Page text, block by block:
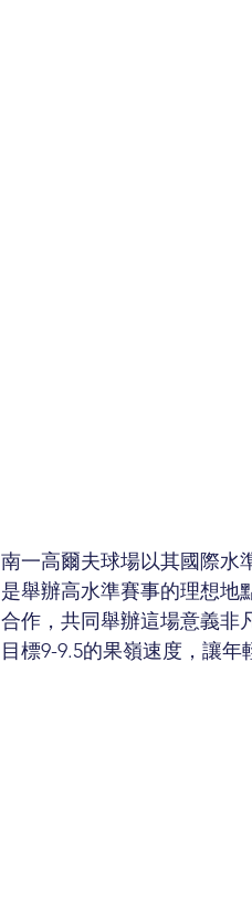
南一高爾夫球場以其國際水
是舉辦高水準賽事的理想地
合作，共同舉辦這場意義非
目標9-9.5的果嶺速度，讓